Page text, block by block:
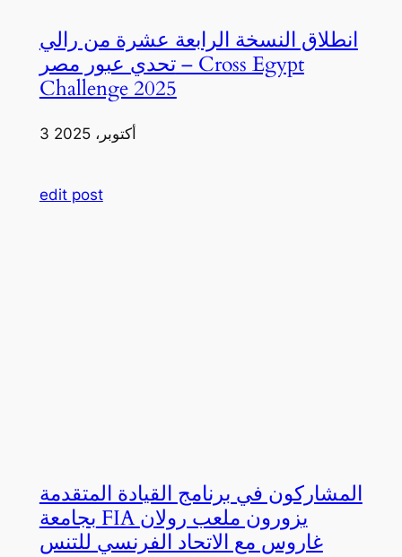
انطلاق النسخة الرابعة عشرة من رالي
تحدي عبور مصر – Cross Egypt
Challenge 2025
3 أكتوبر، 2025
edit post
المشاركون في برنامج القيادة المتقدمة
بجامعة FIA يزورون ملعب رولان
غاروس مع الاتحاد الفرنسي للتنس